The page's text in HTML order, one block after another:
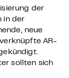
der
in der
neue
AR-
sollten sich